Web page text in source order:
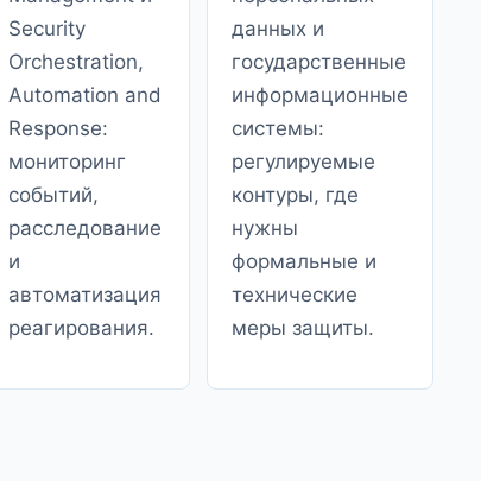
Security
Orchestration,
Automation and
Response:
мониторинг
событий,
расследование
и
автоматизация
реагирования.
данных и
государственные
информационные
системы:
регулируемые
контуры, где
нужны
формальные и
технические
меры защиты.